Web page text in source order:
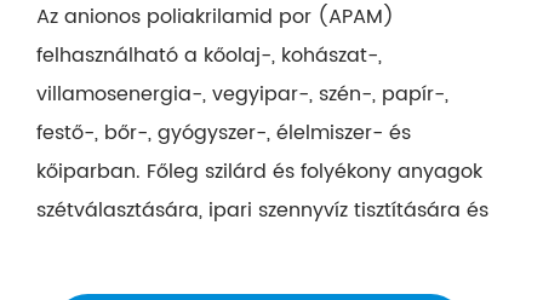
Az anionos poliakrilamid por (APAM)
felhasználható a kőolaj-, kohászat-,
villamosenergia-, vegyipar-, szén-, papír-,
festő-, bőr-, gyógyszer-, élelmiszer- és
kőiparban. Főleg szilárd és folyékony anyagok
szétválasztására, ipari szennyvíz tisztítására és